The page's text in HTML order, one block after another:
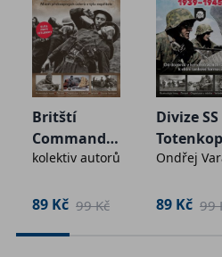
v následujících letech, kdy se
nad Německo. Prozkoumejte s
dvouplošníky, jednomístné
vybojovat vzdušnou nadvládu, i
bojující hlavně v noci. A
stíhačky nebo první zástupci
najdete 116 detailních bokorysů
Britští
Commando
s
kolektiv autorů
89 Kč 99 Kč
Divize SS
1939-
Ondřej
89 Kč 99